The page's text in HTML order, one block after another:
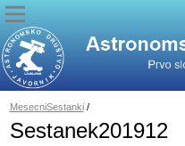
MesecniSestanki/
Sestanek201912